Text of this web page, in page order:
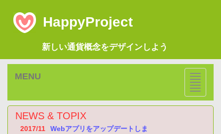
HappyProject
新しい通貨概念をデザインしよう
MENU
NEWS & TOPIX
2017/11
Webアプリをアップデートしま